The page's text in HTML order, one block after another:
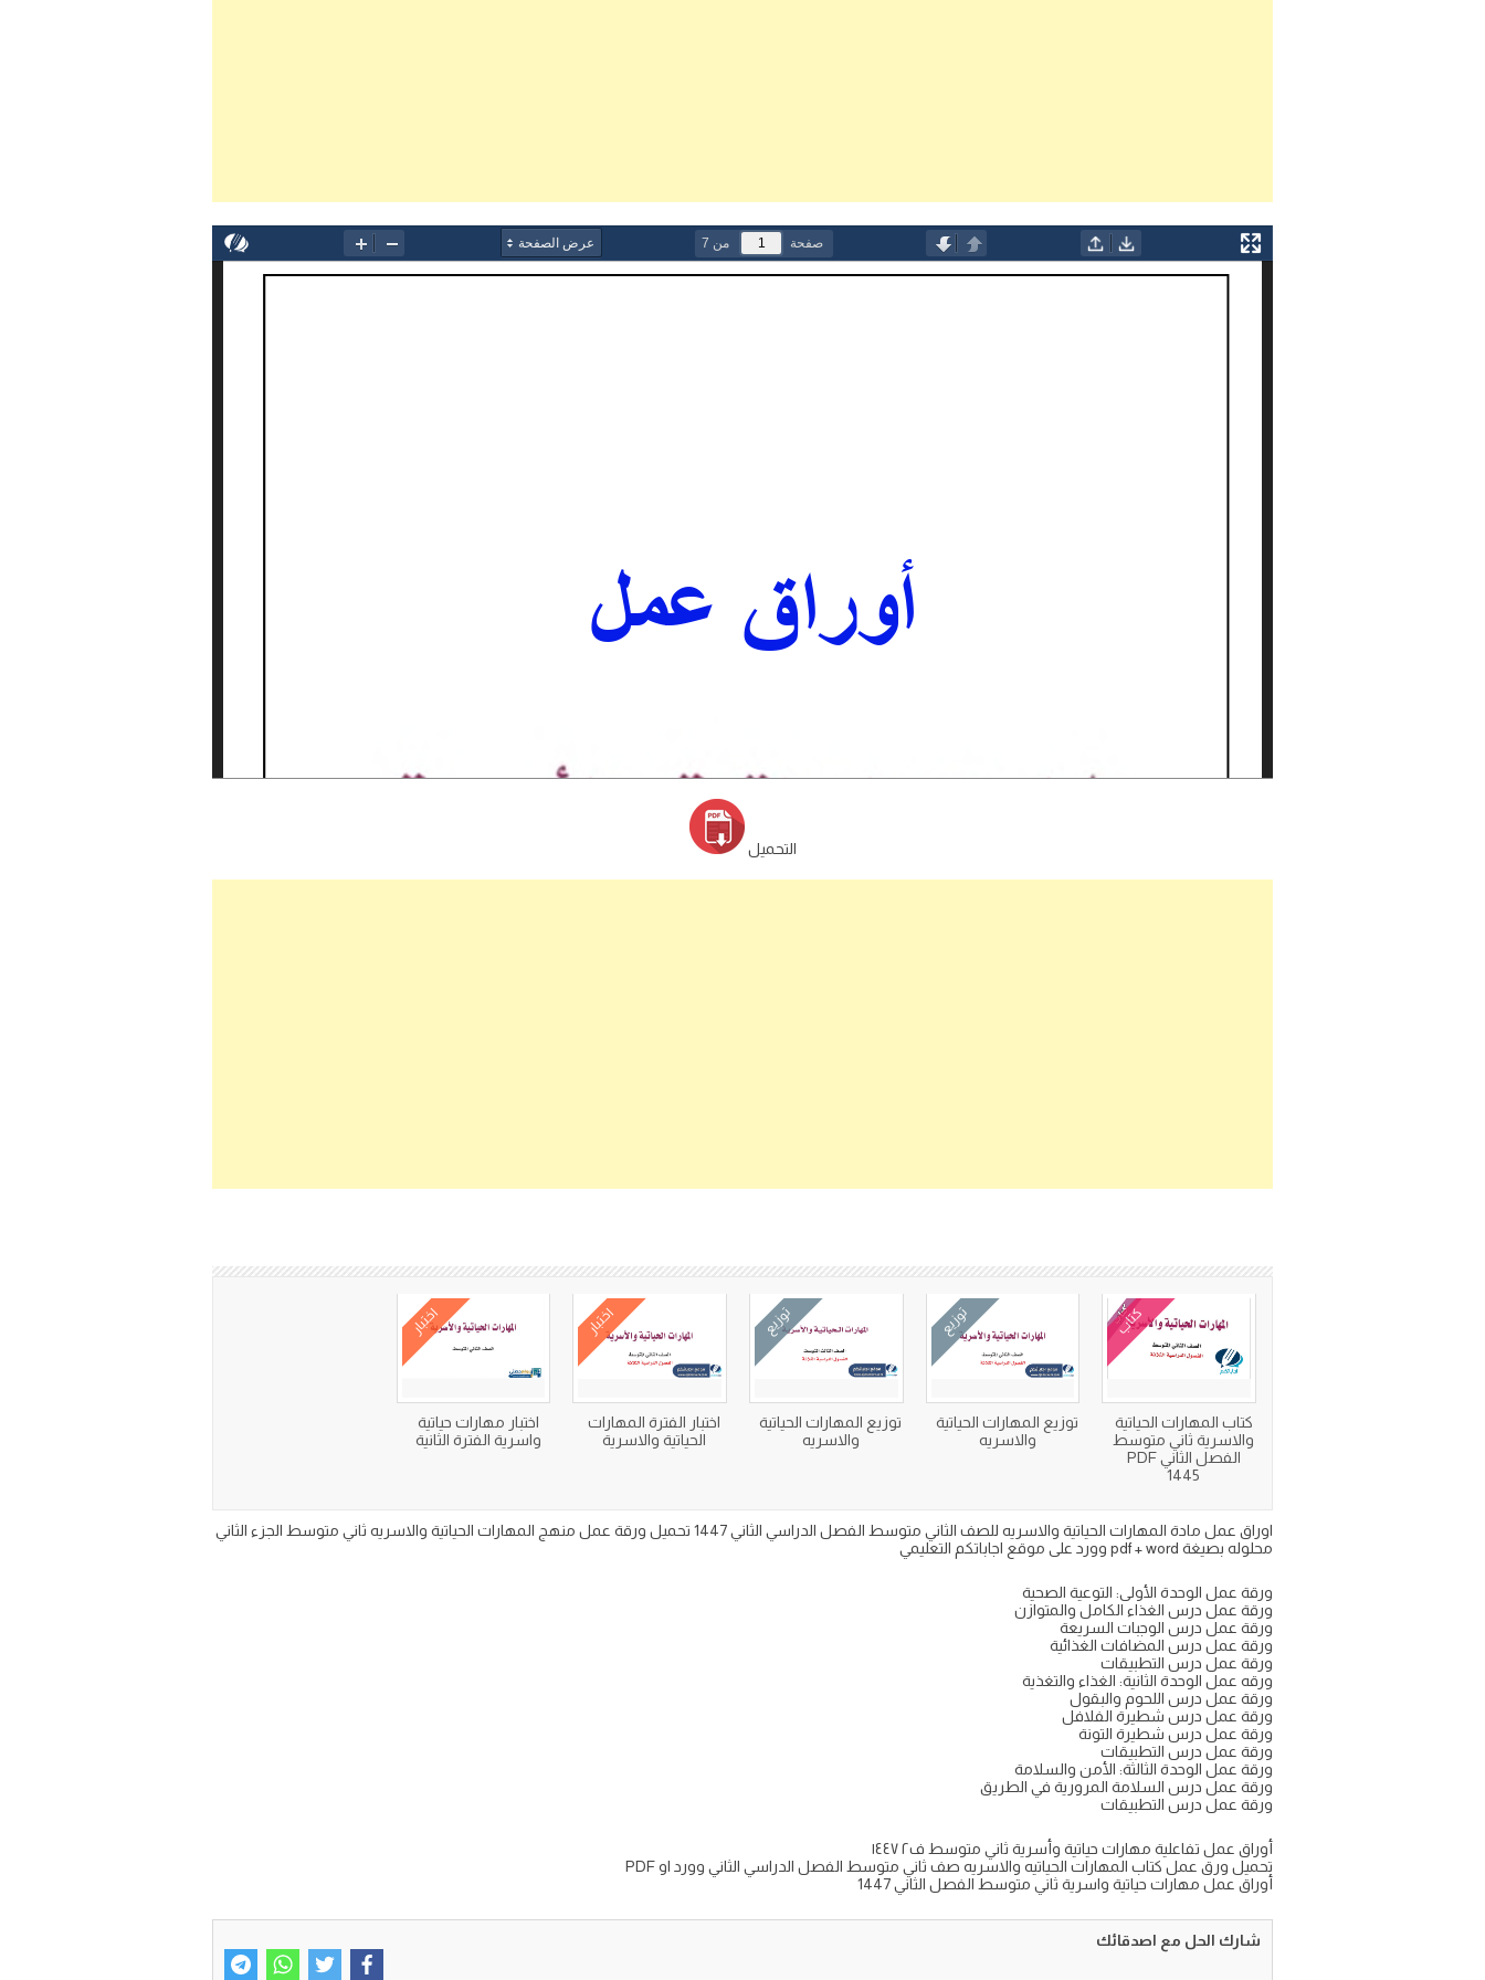
التحميل
كتاب
كتاب المهارات الحياتية
والاسرية ثاني متوسط
الفصل الثاني PDF
1445
توزيع
توزيع المهارات الحياتية
والاسريه
توزيع
توزيع المهارات الحياتية
والاسريه
اختبار
اختبار الفترة المهارات
الحياتية والاسرية
اختبار
اختبار مهارات حياتية
واسرية الفترة الثانية
اوراق عمل مادة المهارات الحياتية والاسريه للصف الثاني متوسط الفصل الدراسي الثاني 1447 تحميل ورقة عمل منهج المهارات الحياتية والاسريه ثاني متوسط الجزء الثاني
محلوله بصيغة pdf + word وورد على موقع اجاباتكم التعليمي
ورقة عمل الوحدة الأولى: التوعية الصحية
ورقة عمل درس الغذاء الكامل والمتوازن
ورقة عمل درس الوجبات السريعة
ورقة عمل درس المضافات الغذائية
ورقة عمل درس التطبيقات
ورقه عمل الوحدة الثانية: الغذاء والتغذية
ورقة عمل درس اللحوم والبقول
ورقة عمل درس شطيرة الفلافل
ورقة عمل درس شطيرة التونة
ورقة عمل درس التطبيقات
ورقة عمل الوحدة الثالثة: الأمن والسلامة
ورقة عمل درس السلامة المرورية في الطريق
ورقة عمل درس التطبيقات
أوراق عمل تفاعلية مهارات حياتية وأسرية ثاني متوسط ف٢ ١٤٤٧
تحميل ورق عمل كتاب المهارات الحياتيه والاسريه صف ثاني متوسط الفصل الدراسي الثاني وورد او PDF
أوراق عمل مهارات حياتية واسرية ثاني متوسط الفصل الثاني 1447
شارك الحل مع اصدقائك